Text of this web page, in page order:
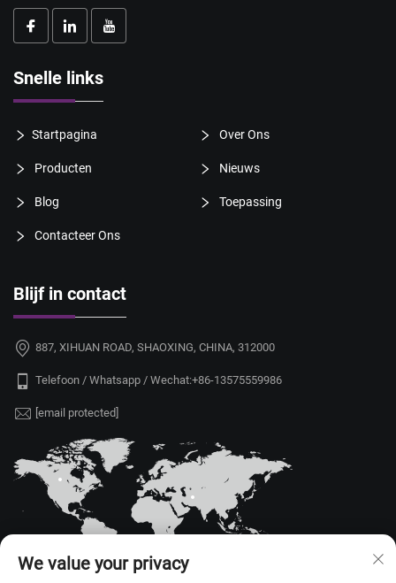
Snelle links
Startpagina Over Ons
Producten Nieuws
Blog Toepassing
Contacteer Ons
Blijf in contact
887, XIHUAN ROAD, SHAOXING, CHINA, 312000
Telefoon / Whatsapp / Wechat:+86-13575559986
[email protected]
We value your privacy